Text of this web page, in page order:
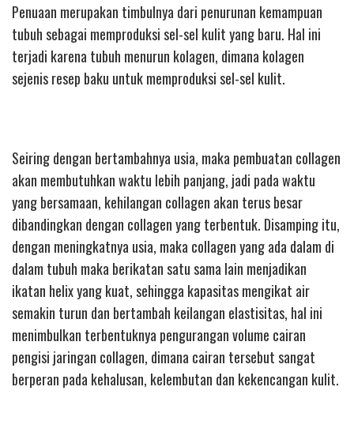
Penuaan merupakan timbulnya dari penurunan kemampuan
tubuh sebagai memproduksi sel-sel kulit yang baru. Hal ini
terjadi karena tubuh menurun kolagen, dimana kolagen
sejenis resep baku untuk memproduksi sel-sel kulit.
Seiring dengan bertambahnya usia, maka pembuatan collagen
akan membutuhkan waktu lebih panjang, jadi pada waktu
yang bersamaan, kehilangan collagen akan terus besar
dibandingkan dengan collagen yang terbentuk. Disamping itu,
dengan meningkatnya usia, maka collagen yang ada dalam di
dalam tubuh maka berikatan satu sama lain menjadikan
ikatan helix yang kuat, sehingga kapasitas mengikat air
semakin turun dan bertambah keilangan elastisitas, hal ini
menimbulkan terbentuknya pengurangan volume cairan
pengisi jaringan collagen, dimana cairan tersebut sangat
berperan pada kehalusan, kelembutan dan kekencangan kulit.